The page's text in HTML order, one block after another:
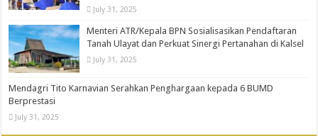
July 31, 2025
Menteri ATR/Kepala BPN Sosialisasikan Pendaftaran
Tanah Ulayat dan Perkuat Sinergi Pertanahan di Kalsel
July 31, 2025
Mendagri Tito Karnavian Serahkan Penghargaan kepada 6 BUMD
Berprestasi
July 31, 2025